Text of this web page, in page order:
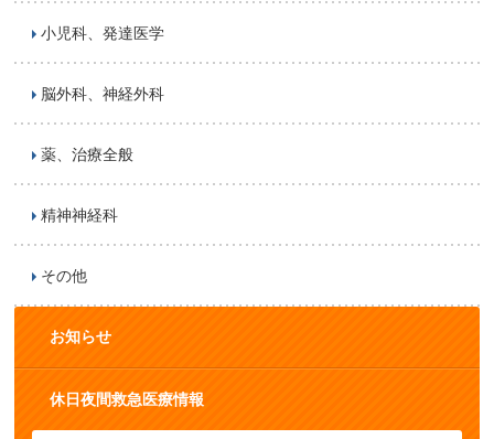
小児科、発達医学
脳外科、神経外科
薬、治療全般
精神神経科
その他
お知らせ
休日夜間救急医療情報